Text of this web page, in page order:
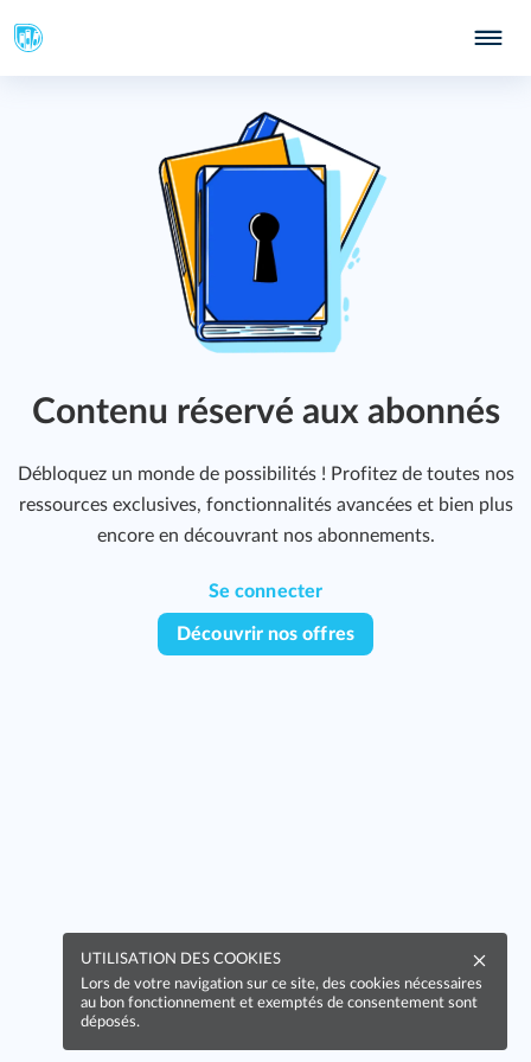
Contenu réservé aux abonnés
Débloquez un monde de possibilités ! Profitez de toutes nos
ressources exclusives, fonctionnalités avancées et bien plus
encore en découvrant nos abonnements.
Se connecter
Découvrir nos offres
UTILISATION DES COOKIES
Lors de votre navigation sur ce site, des cookies nécessaires
au bon fonctionnement et exemptés de consentement sont
déposés.